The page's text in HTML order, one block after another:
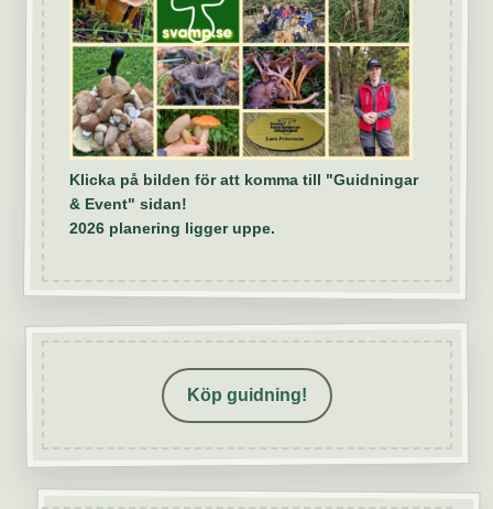
Klicka på bilden för att komma till "Guidningar
& Event" sidan!
2026 planering ligger uppe.
Köp guidning!